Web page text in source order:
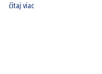
čítaj viac